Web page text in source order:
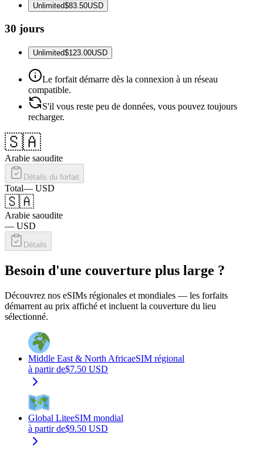
Unlimited$83.50USD
30 jours
Unlimited$123.00USD
Le forfait démarre dès la connexion à un réseau
compatible.
S'il vous reste peu de données, vous pouvez toujours
recharger.
🇸🇦
Arabie saoudite
Détails du forfait
Total— USD
🇸🇦
Arabie saoudite
— USD
Détails
Besoin d'une couverture plus large ?
Découvrez nos eSIMs régionales et mondiales — les forfaits
démarrent au prix affiché et incluent la couverture du lieu
sélectionné.
Middle East & North AfricaeSIM régional
à partir de$7.50 USD
Global LiteeSIM mondial
à partir de$9.50 USD